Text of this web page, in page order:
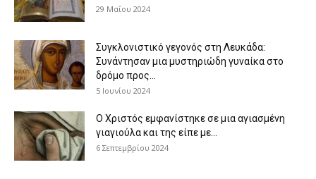
29 Μαΐου 2024
Συγκλονιστικό γεγονός στη Λευκάδα:
Συνάντησαν μια μυστηριώδη γυναίκα στο
δρόμο προς...
5 Ιουνίου 2024
Ο Χριστός εμφανίστηκε σε μια αγιασμένη
γιαγιούλα και της είπε με...
6 Σεπτεμβρίου 2024